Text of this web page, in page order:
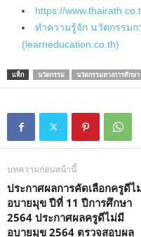
https://
ทำความรู้จัก นวัตกรรมก
(learneducation.co.th)
แท็ก นวัตกรรม นวัตกรรมทางการศึกษา
บทความก่อนหน้านี้
ประกาศผลการคัดเลือกครูดีไ
อบายมุข ปีที่ 11 ปีการศึกษา
2564 ประกาศผลครูดีไม่มี
อบายมุข 2564 ตรวจสอบผล